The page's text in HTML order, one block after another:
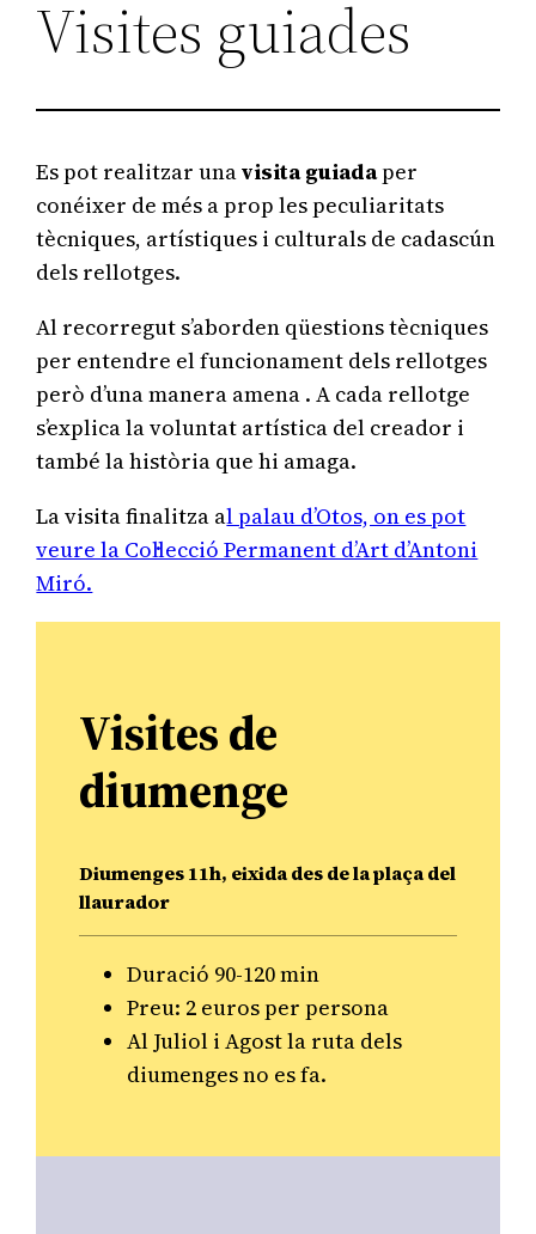
a
Visites guiades
Es pot realitzar unavisita guiadaper
conéixer de més a prop les peculiaritats
tècniques, artístiques i culturals de cadascún
dels rellotges.
Al recorregut s’aborden qüestions tècniques
per entendre el funcionament dels rellotges
però d’una manera amena . A cada rellotge
s’explica la voluntat artística del creador i
també la història que hi amaga.
La visita finalitza al palau d’Otos, on es pot
veure la Col·lecció Permanent d’Art d’Antoni
Miró.
Visites de
diumenge
Diumenges 11h, eixida des de la plaça del
llaurador
Duració 90-120 min
Preu: 2 euros per persona
Al Juliol i Agost la ruta dels
diumenges no es fa.